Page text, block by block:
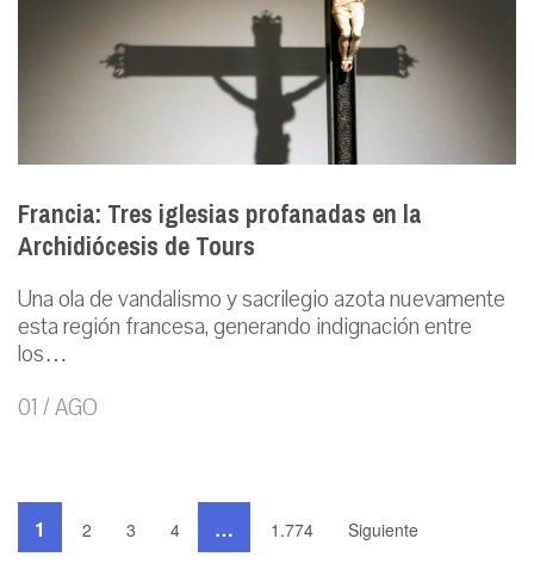
Francia: Tres iglesias profanadas en la
Archidiócesis de Tours
Una ola de vandalismo y sacrilegio azota nuevamente
esta región francesa, generando indignación entre
los…
01 / AGO
1 2 3 4 … 1.774 Siguiente